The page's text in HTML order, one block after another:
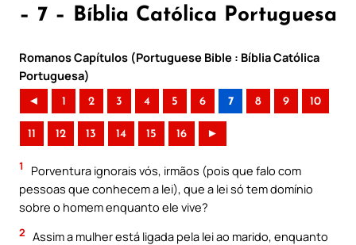
– 7 – Bíblia Católica Portuguesa
Romanos Capítulos (Portuguese Bible : Bíblia Católica
Portuguesa)
◄ 1 2 3 4 5 6 7 8 9 10
11 12 13 14 15 16 ►
1
Porventura ignorais vós, irmãos (pois que falo com
pessoas que conhecem a lei), que a lei só tem domínio
sobre o homem enquanto ele vive?
2 Assim a mulher está ligada pela lei ao marido, enquanto